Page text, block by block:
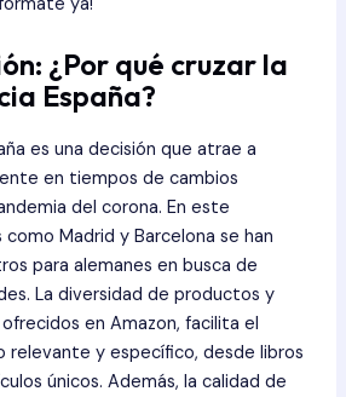
¿Por qué cruzar la
España?
es una decisión que atrae a
en tiempos de cambios
del corona. En este
Madrid y Barcelona se han
para alemanes en busca de
La diversidad de productos y
en Amazon, facilita el
relevante y específico, desde libros
únicos. Además, la calidad de